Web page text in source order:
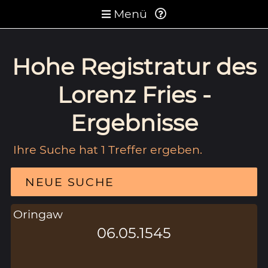
Menü
Hohe Registratur des
Lorenz Fries -
Ergebnisse
Ihre Suche hat 1 Treffer ergeben.
NEUE SUCHE
Oringaw
06.05.1545